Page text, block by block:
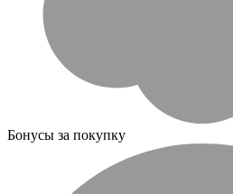
Бонусы за покупку